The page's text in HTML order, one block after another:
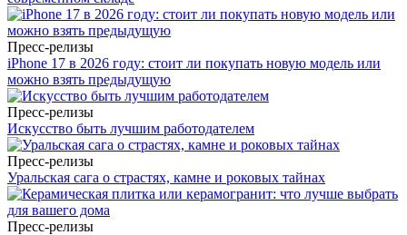
Пресс-релизы
iPhone 17 в 2026 году: стоит ли покупать новую модель или
можно взять предыдущую
Пресс-релизы
Искусство быть лучшим работодателем
Пресс-релизы
Уральская сага о страстях, камне и роковых тайнах
Пресс-релизы